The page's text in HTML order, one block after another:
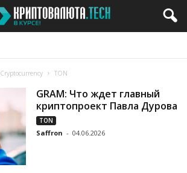
Cryptocurrency TON
GRAM: Что ждет главный
криптопроект Павла Дурова
TON
Saffron - 04.06.2026